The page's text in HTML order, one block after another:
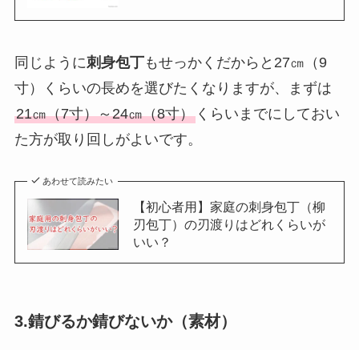
同じように刺身包丁もせっかくだからと27㎝（9
寸）くらいの長めを選びたくなりますが、まずは
21㎝（7寸）～24㎝（8寸）くらいまでにしておい
た方が取り回しがよいです。
あわせて読みたい
【初心者用】家庭の刺身包丁（柳
刃包丁）の刃渡りはどれくらいが
いい？
3.錆びるか錆びないか（素材）